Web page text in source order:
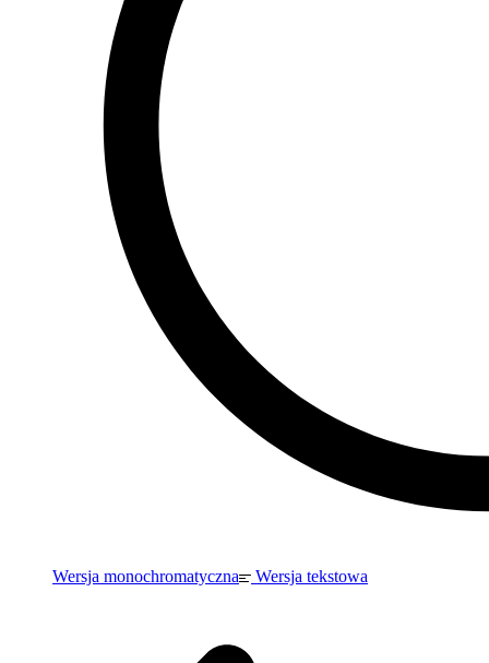
Wersja monochromatyczna Wersja tekstowa